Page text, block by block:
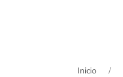
Inicio